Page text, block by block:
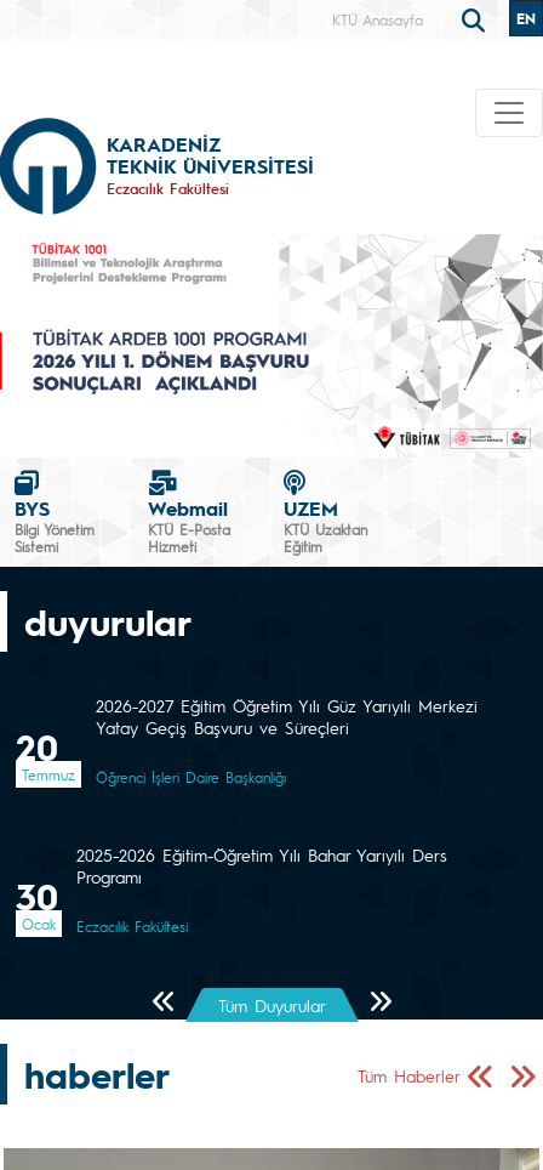
KTÜ Anasayfa EN
KARADENİZ
TEKNİK ÜNİVERSİTESİ
Eczacılık Fakültesi
BYS
Bilgi Yönetim
Sistemi
Webmail
KTÜ E-Posta
Hizmeti
UZEM
KTÜ Uzaktan
Eğitim
duyurular
20
Temmuz
2026-2027 Eğitim Öğretim Yılı Güz Yarıyılı Merkezi
Yatay Geçiş Başvuru ve Süreçleri
Öğrenci İşleri Daire Başkanlığı
30
Ocak
2025-2026 Eğitim-Öğretim Yılı Bahar Yarıyılı Ders
Programı
Eczacılık Fakültesi
Önceki SayfaTüm Duyurular Sonraki Sayfa
haberler Tüm Haberler
Önceki